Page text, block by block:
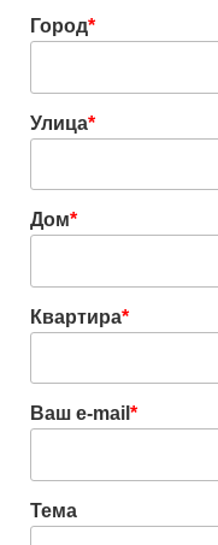
Город*
Улица*
Дом*
Квартира*
Ваш e-mail *
Тема